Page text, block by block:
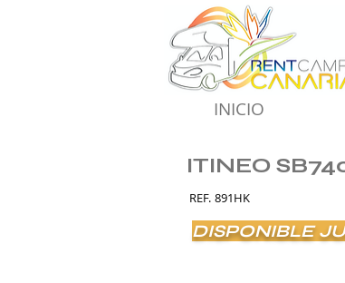
INICIO
ITINEO
REF. 891HK
DISPONIBLE